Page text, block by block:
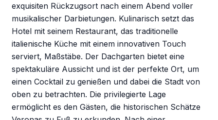
exquisiten Rückzugsort nach einem Abend voller
musikalischer Darbietungen. Kulinarisch setzt das
Hotel mit seinem Restaurant, das traditionelle
italienische Küche mit einem innovativen Touch
serviert, Maßstäbe. Der Dachgarten bietet eine
spektakuläre Aussicht und ist der perfekte Ort, um
einen Cocktail zu genießen und dabei die Stadt von
oben zu betrachten. Die privilegierte Lage
ermöglicht es den Gästen, die historischen Schätze